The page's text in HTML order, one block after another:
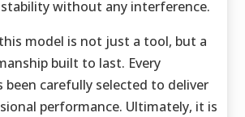
without any interference.
model is not just a tool, but a
built to last. Every
been carefully selected to deliver
performance. Ultimately, it is